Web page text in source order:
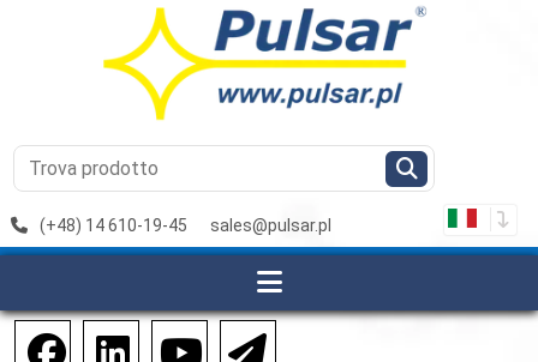
(+48) 14 610-19-45 sales@pulsar.pl